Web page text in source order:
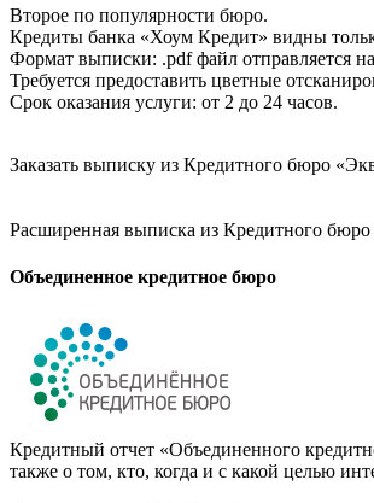
Второе по популярности бюро.
Кредиты банка «Хоум Кредит» видны
Формат выписки: .pdf файл отправляется
Требуется предоставить цветные
Срок оказания услуги: от 2 до 24 часов.
Заказать выписку из Кредитного бюро
Расширенная выписка из Кредитного
Объединенное кредитное бюро
Кредитный отчет «Объединенного
также о том, кто, когда и с какой целью